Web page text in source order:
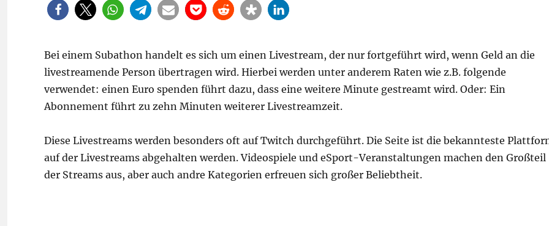
Bei einem Subathon handelt es sich um einen Livestream, der nur fortgeführt wird, wenn Geld an die
livestreamende Person übertragen wird. Hierbei werden unter anderem Raten wie z.B. folgende
verwendet: einen Euro spenden führt dazu, dass eine weitere Minute gestreamt wird. Oder: Ein
Abonnement führt zu zehn Minuten weiterer Livestreamzeit.
Diese Livestreams werden besonders oft auf Twitch durchgeführt. Die Seite ist die bekannteste
auf der Livestreams abgehalten werden. Videospiele und eSport-Veranstaltungen machen den Großteil
der Streams aus, aber auch andre Kategorien erfreuen sich großer Beliebtheit.